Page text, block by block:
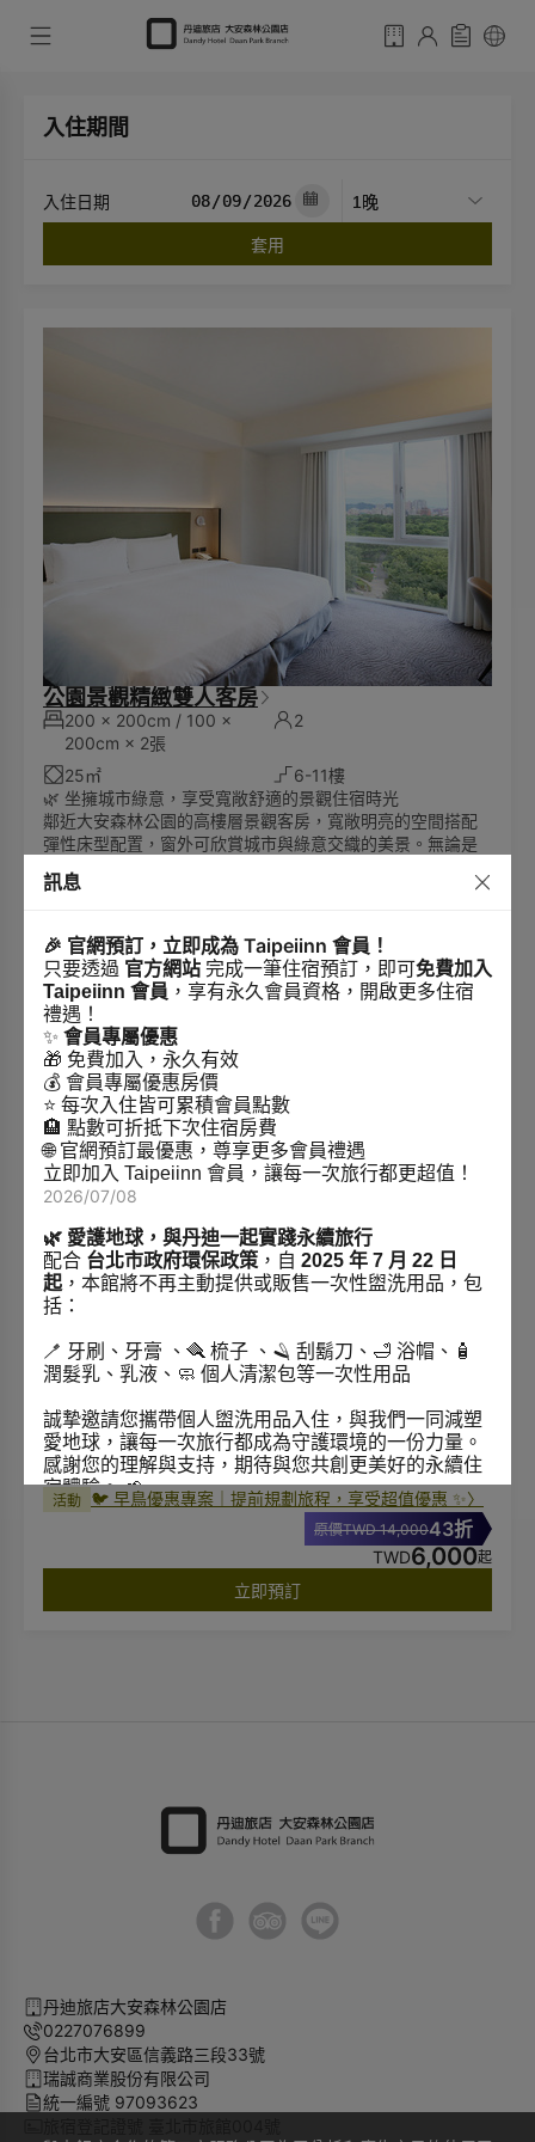
入住期間
入住日期
套用
公園景觀精緻雙人客房
200 × 200cm / 100 ×
200cm × 2張
2
25㎡
6-11樓
🌿 坐擁城市綠意，享受寬敞舒適的景觀住宿時光
鄰近大安森林公園的高樓層景觀客房，寬敞明亮的空間搭配
彈性床型配置，窗外可欣賞城市與綠意交織的美景。無論是
享受放鬆旅程。
6,000起
一般預訂
最多入住30晚
入住前至少3天取消可全額退款
活動 🏡 長住優惠專案｜住越久，省越多，享受台北慢生活
🌿〉
活動 🐦 早鳥優惠專案｜提前規劃旅程，享受超值優惠 ✨〉
原價TWD 14,00043折
TWD6,000起
立即預訂
訊息
🎉 官網預訂，立即成為 Taipeiinn 會員！
只要透過 官方網站 完成一筆住宿預訂，即可免費加入
Taipeiinn 會員 ，享有永久會員資格，開啟更多住宿
禮遇！
✨ 會員專屬優惠
🎁 免費加入，永久有效
💰 會員專屬優惠房價
⭐ 每次入住皆可累積會員點數
🏨 點數可折抵下次住宿房費
🌐 官網預訂最優惠，尊享更多會員禮遇
立即加入 Taipeiinn 會員，讓每一次旅行都更超值！
2026/07/08
🌿 愛護地球，與丹迪一起實踐永續旅行
配合 台北市政府環保政策 ，自 2025 年 7 月 22 日
起 ，本館將不再主動提供或販售一次性盥洗用品，包
括：
🪥 牙刷、牙膏 、🪮 梳子 、🪒 刮鬍刀、🛁 浴帽、🧴
潤髮乳、乳液、🧼 個人清潔包等一次性用品
誠摯邀請您攜帶個人盥洗用品入住，與我們一同減塑
愛地球，讓每一次旅行都成為守護環境的一份力量。
感謝您的理解與支持，期待與您共創更美好的永續住
宿體驗。 🌱
2026/07/08
提前規劃旅程，更享超值優惠！
入住日前 30 天（含）完成訂房
丹迪旅店大安森林公園店
0227076899
台北市大安區信義路三段33號
瑞誠商業股份有限公司
統一編號 97093623